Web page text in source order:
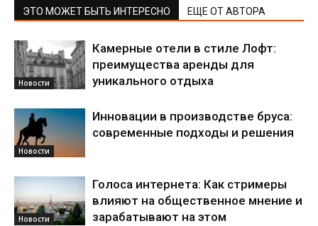
ЭТО МОЖЕТ БЫТЬ ИНТЕРЕСНО ЕЩЕ ОТ АВТОРА
Новости
Камерные отели в стиле Лофт:
преимущества аренды для
уникального отдыха
Новости
Инновации в производстве бруса:
современные подходы и решения
Новости
Голоса интернета: Как стримеры
влияют на общественное мнение и
зарабатывают на этом